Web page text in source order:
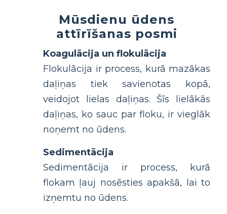
Mūsdienu ūdens
attīrīšanas posmi
Koagulācija un flokulācija
Flokulācija ir process, kurā mazākas
daļiņas tiek savienotas kopā,
veidojot lielas daļiņas. Šīs lielākās
daļiņas, ko sauc par floku, ir vieglāk
noņemt no ūdens.
Sedimentācija
Sedimentācija ir process, kurā
flokam ļauj nosēsties apakšā, lai to
izņemtu no ūdens.